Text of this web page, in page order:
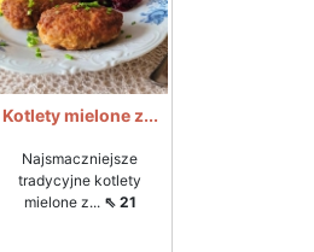
Kotlety mielone z...
Najsmaczniejsze
tradycyjne kotlety
mielone z... ⇖ 21